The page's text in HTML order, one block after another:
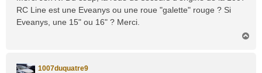
a
g
RC Line est une Eveanys ou une roue "galette" rouge ? Si
Eveanys, une 15" ou 16" ? Merci.
1007duquatre9